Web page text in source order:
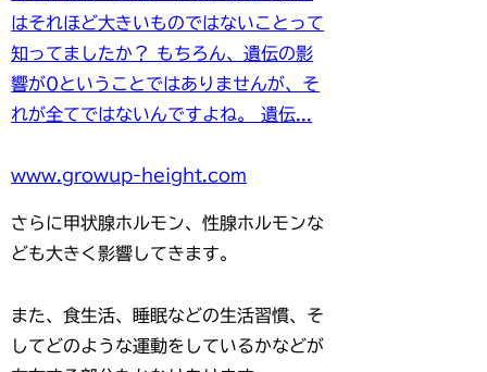
はそれほど大きいものではないことって
知ってましたか？ もちろん、遺伝の影
響が0ということではありませんが、そ
れが全てではないんですよね。 遺伝...
www.growup-height.com
さらに甲状腺ホルモン、性腺ホルモンな
ども大きく影響してきます。
また、食生活、睡眠などの生活習慣、そ
してどのような運動をしているかなどが